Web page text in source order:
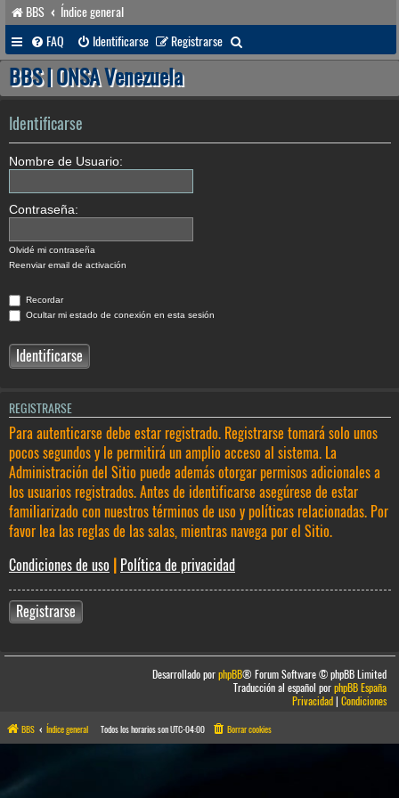
BBS
Índice general
FAQ
Identificarse Registrarse
u
a
BBS | ONSA Venezuela
Identificarse
Nombre de Usuario:
Contraseña:
Olvidé mi contraseña
Reenviar email de activación
Recordar
Ocultar mi estado de conexión en esta sesión
REGISTRARSE
Para autenticarse debe estar registrado. Registrarse tomará solo unos
pocos segundos y le permitirá un amplio acceso al sistema. La
Administración del Sitio puede además otorgar permisos adicionales a
los usuarios registrados. Antes de identificarse asegúrese de estar
familiarizado con nuestros términos de uso y políticas relacionadas. Por
favor lea las reglas de las salas, mientras navega por el Sitio.
Condiciones de uso
Política de privacidad
Registrarse
Desarrollado porphpBB® Forum Software © phpBB Limited
Traducción al español porphpBB España
Privacidad|Condiciones
BBS Índice general Todos los horarios sonUTC-04:00 Borrar cookies